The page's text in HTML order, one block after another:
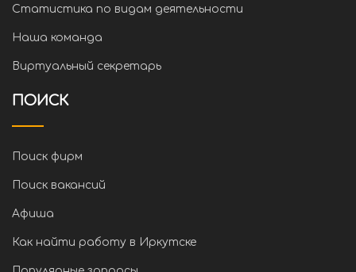
Статистика по видам деятельности
Наша команда
Виртуальный секретарь
ПОИСК
Поиск фирм
Поиск вакансий
Афиша
Как найти работу в Иркутске